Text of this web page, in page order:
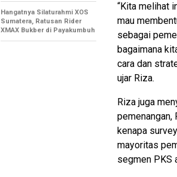
“Kita melihat
mau
sebagai
bagaimana
cara dan
ujar Riza.
Riza juga
pemenangan,
kenapa
mayoritas
segmen PKS
Hangatnya Silaturahmi XOS
Sumatera, Ratusan Rider
XMAX Bukber di Payakumbuh